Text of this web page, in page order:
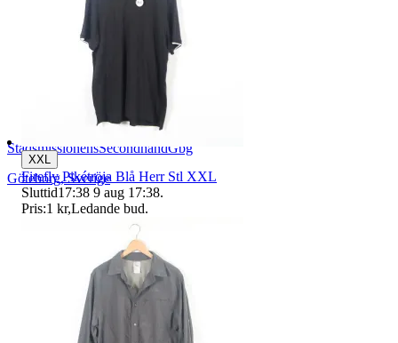
StadsmissionensSecondhandGbg
Göteborg,Sverige
XXL
Firefly Pikétröja Blå Herr Stl XXL
Sluttid17:38 9 aug 17:38.
Pris:1 kr,Ledande bud.